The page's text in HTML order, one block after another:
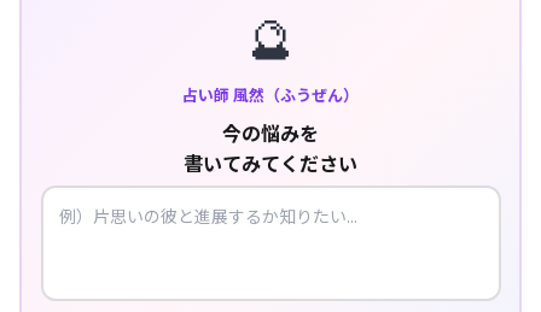
🔮
占い師 風然（ふうぜん）
今の悩みを
書いてみてください